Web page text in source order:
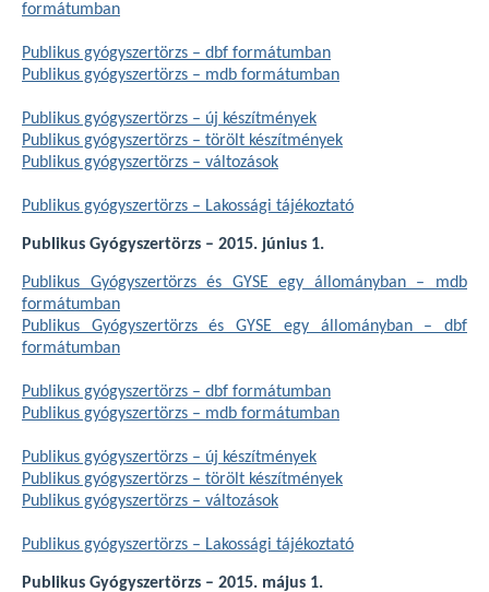
formátumban
Publikus gyógyszertörzs – dbf formátumban
Publikus gyógyszertörzs – mdb formátumban
Publikus gyógyszertörzs – új készítmények
Publikus gyógyszertörzs – törölt készítmények
Publikus gyógyszertörzs – változások
Publikus gyógyszertörzs – Lakossági tájékoztató
Publikus Gyógyszertörzs – 2015. június 1.
Publikus Gyógyszertörzs és GYSE egy állományban – mdb
formátumban
Publikus Gyógyszertörzs és GYSE egy állományban – dbf
formátumban
Publikus gyógyszertörzs – dbf formátumban
Publikus gyógyszertörzs – mdb formátumban
Publikus gyógyszertörzs – új készítmények
Publikus gyógyszertörzs – törölt készítmények
Publikus gyógyszertörzs – változások
Publikus gyógyszertörzs – Lakossági tájékoztató
Publikus Gyógyszertörzs – 2015. május 1.